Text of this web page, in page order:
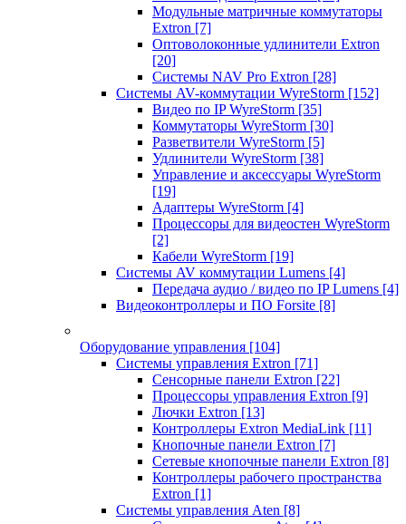
Модульные матричные коммутаторы
Extron [7]
Оптоволоконные удлинители Extron
[20]
Системы NAV Pro Extron [28]
Системы AV-коммутации WyreStorm [152]
Видео по IP WyreStorm [35]
Коммутаторы WyreStorm [30]
Разветвители WyreStorm [5]
Удлинители WyreStorm [38]
Управление и аксессуары WyreStorm
[19]
Адаптеры WyreStorm [4]
Процессоры для видеостен WyreStorm
[2]
Кабели WyreStorm [19]
Системы AV коммутации Lumens [4]
Передача аудио / видео по IP Lumens [4]
Видеоконтроллеры и ПО Forsite [8]
Оборудование управления [104]
Системы управления Extron [71]
Сенсорные панели Extron [22]
Процессоры управления Extron [9]
Лючки Extron [13]
Контроллеры Extron MediaLink [11]
Кнопочные панели Extron [7]
Сетевые кнопочные панели Extron [8]
Контроллеры рабочего пространства
Extron [1]
Системы управления Aten [8]